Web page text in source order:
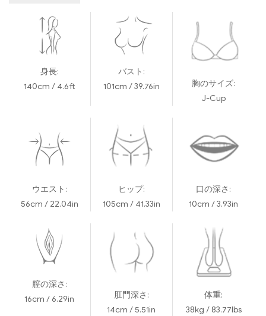
身長:
140cm / 4.6ft
バスト:
101cm / 39.76in
胸のサイズ:
J-Cup
ウエスト:
56cm / 22.04in
ヒップ:
105cm / 41.33in
口の深さ:
10cm / 3.93in
膣の深さ:
16cm / 6.29in
肛門深さ:
14cm / 5.51in
体重:
38kg / 83.77lbs